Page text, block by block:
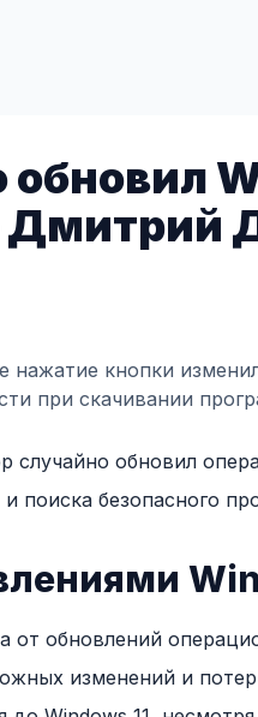
Дмитрий
нажатие кнопки
при скачивании
случайно обновил
поиска безопасного
от обновлений
изменений и